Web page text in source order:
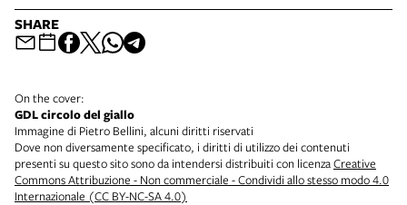
SHARE
On the cover:
GDL circolo del giallo
Immagine di Pietro Bellini, alcuni diritti riservati
Dove non diversamente specificato, i diritti di utilizzo dei contenuti
presenti su questo sito sono da intendersi distribuiti con licenzaCreative
Commons Attribuzione - Non commerciale - Condividi allo stesso modo 4.0
Internazionale (CC BY-NC-SA 4.0)